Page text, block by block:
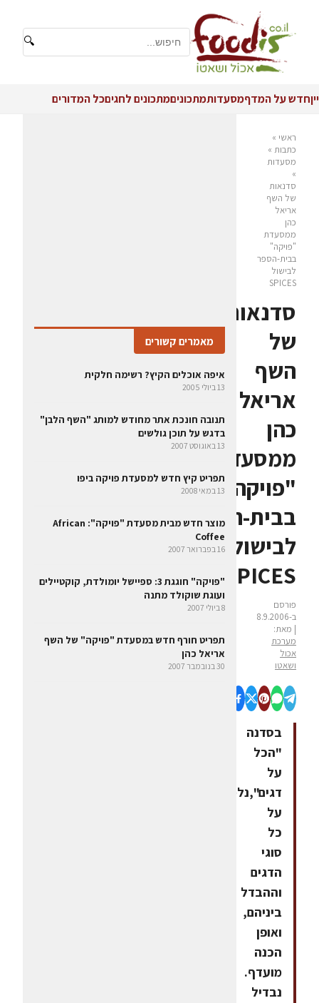
🔍
ייןחדש על המדףמסעדותמתכוניםמתכונים לחגיםכל המדורים
ראשי »
כתבות »
מסעדות
»
סדנאות
של השף
אריאל
כהן
ממסעדת
"פויקה"
בבית-הספר
לבישול
SPICES
סדנאות
של
השף
אריאל
כהן
ממסעדת
"פויקה"
בבית-הספר
לבישול
SPICES
פורסם
ב-8.9.2006
| מאת:
מערכת
אכול
ושאטו
בסדנה
"הכל
על
דגים",נלמד
על
כל
סוגי
הדגים
וההבדל
ביניהם,
ואופן
הכנה
מועדף.
נבדיל
מאמרים קשורים
איפה אוכלים הקיץ? רשימה חלקית
13 ביולי 2005
תנובה חונכת אתר מחודש למותג "השף הלבן"
בדגש על תוכן גולשים
13 באוגוסט 2007
תפריט קיץ חדש למסעדת פויקה ביפו
13 במאי 2008
מוצר חדש מבית מסעדת "פויקה": African
Coffee
16 בפברואר 2007
"פויקה" חוגגת 3: ספיישל יומולדת, קוקטיילים
ועוגת שוקולד מתנה
8 ביולי 2007
תפריט חורף חדש במסעדת "פויקה" של השף
אריאל כהן
30 בנובמבר 2007